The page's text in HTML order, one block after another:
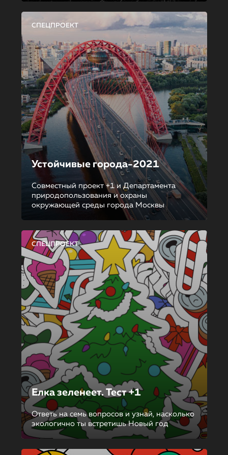
СПЕЦПРОЕКТ
Устойчивые города-2021
Совместный проект +1 и Департамента
природопользования и охраны
окружающей среды города Москвы
СПЕЦПРОЕКТ
Елка зеленеет. Тест +1
Ответь на семь вопросов и узнай, насколько
экологично ты встретишь Новый год